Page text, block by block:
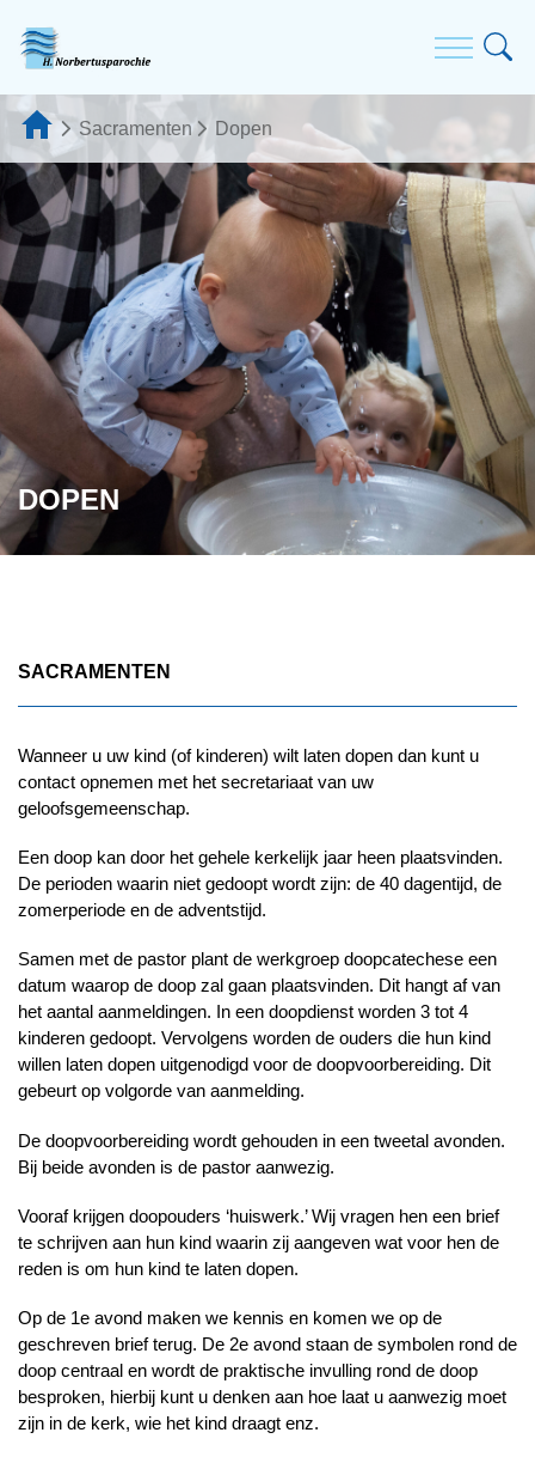
Sacramenten Dopen
DOPEN
SACRAMENTEN
Wanneer u uw kind (of kinderen) wilt laten dopen dan kunt u
contact opnemen met het secretariaat van uw
geloofsgemeenschap.
Een doop kan door het gehele kerkelijk jaar heen plaatsvinden.
De perioden waarin niet gedoopt wordt zijn: de 40 dagentijd, de
zomerperiode en de adventstijd.
Samen met de pastor plant de werkgroep doopcatechese een
datum waarop de doop zal gaan plaatsvinden. Dit hangt af van
het aantal aanmeldingen. In een doopdienst worden 3 tot 4
kinderen gedoopt. Vervolgens worden de ouders die hun kind
willen laten dopen uitgenodigd voor de doopvoorbereiding. Dit
gebeurt op volgorde van aanmelding.
De doopvoorbereiding wordt gehouden in een tweetal avonden.
Bij beide avonden is de pastor aanwezig.
Vooraf krijgen doopouders ‘huiswerk.’ Wij vragen hen een brief
te schrijven aan hun kind waarin zij aangeven wat voor hen de
reden is om hun kind te laten dopen.
Op de 1e avond maken we kennis en komen we op de
geschreven brief terug. De 2e avond staan de symbolen rond de
doop centraal en wordt de praktische invulling rond de doop
besproken, hierbij kunt u denken aan hoe laat u aanwezig moet
zijn in de kerk, wie het kind draagt enz.